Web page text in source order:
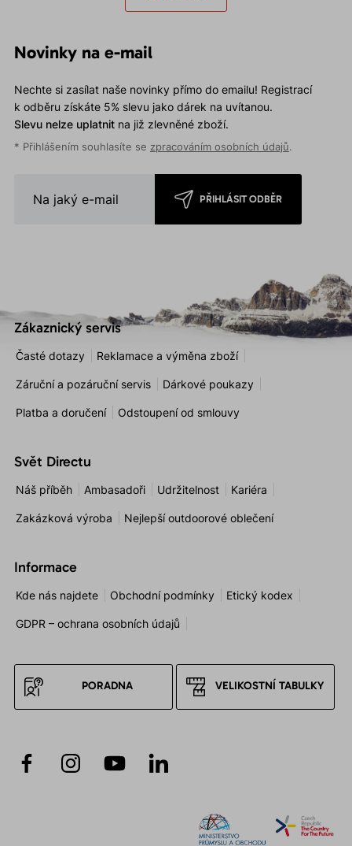
Novinky na e-mail
Nechte si zasílat naše novinky přímo do emailu! Registrací
k odběru získáte 5% slevu jako dárek na uvítanou.
Slevu nelze uplatnitna již zlevněné zboží.
* Přihlášením souhlasíte se zpracováním osobních údajů.
PŘIHLÁSIT ODBĚR
Zákaznický servis
Časté dotazy Reklamace a výměna zboží
Záruční a pozáruční servis Dárkové poukazy
Platba a doručení Odstoupení od smlouvy
Svět Directu
Náš příběh Ambasadoři Udržitelnost Kariéra
Zakázková výroba Nejlepší outdoorové oblečení
Informace
Kde nás najdete Obchodní podmínky Etický kodex
GDPR – ochrana osobních údajů
PORADNA VELIKOSTNÍ TABULKY